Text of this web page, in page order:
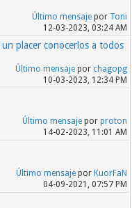
Último mensajepor Toni
12-03-2023, 03:24 AM
placer conocerlos a todos
Último mensajepor chagopg
10-03-2023, 12:34 PM
Último mensajepor proton
14-02-2023, 11:01 AM
Último mensajepor KuorFaN
04-09-2021, 07:57 PM